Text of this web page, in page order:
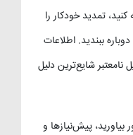
تمدید خودکار را
ببندید. اطلاعات
نامعتبر شایع‌ترین دلیل
بیاورید، پیش‌نیازها و